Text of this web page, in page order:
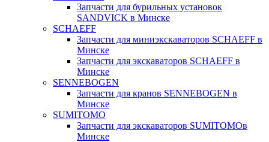
Запчасти для бурильных установок
SANDVICK в Минске
SCHAEFF
Запчасти для миниэкскаваторов SCHAEFF в
Минске
Запчасти для экскаваторов SCHAEFF в
Минске
SENNEBOGEN
Запчасти для кранов SENNEBOGEN в
Минске
SUMITOMO
Запчасти для экскаваторов SUMITOMOв
Минске